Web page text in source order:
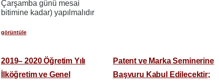
Çarşamba günü mesai
bitimine kadar) yapılmalıdır
görüntüle
2019– 2020 Öğretim Yılı
İlköğretim ve Genel
Patent ve Marka Seminerine
Başvuru Kabul Edilecektir;